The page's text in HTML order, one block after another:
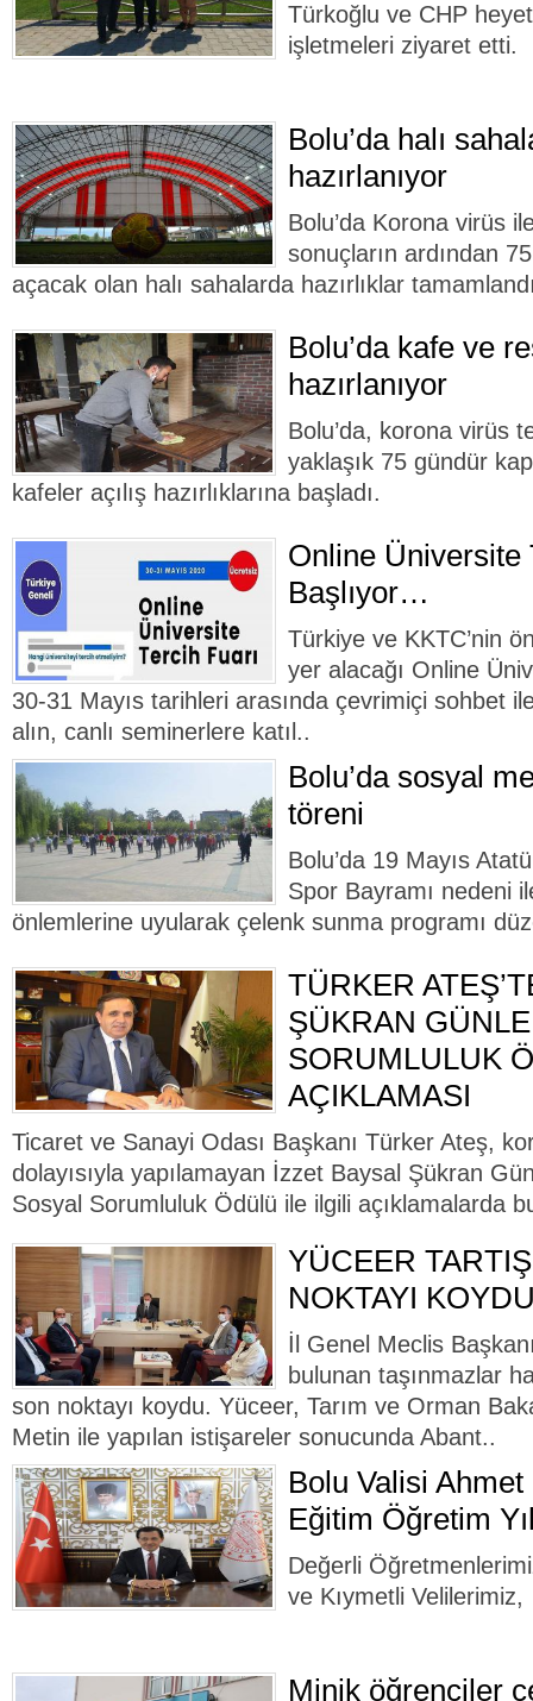
Türkoğlu ve CHP
işletmeleri ziyaret etti.
Bolu’da halı
hazırlanıyor
Bolu’da Korona virüs
sonuçların ardından
açacak olan halı sahalarda hazırlıklar
Bolu’da kafe ve
hazırlanıyor
Bolu’da, korona virüs
yaklaşık 75 gündür
kafeler açılış hazırlıklarına başladı.
Online Üniversite
Başlıyor…
Türkiye ve KKTC’nin
yer alacağı Online
30-31 Mayıs tarihleri arasında çevrimiçi sohbet
alın, canlı seminerlere katıl..
Bolu’da sosyal
töreni
Bolu’da 19 Mayıs
Spor Bayramı nedeni
önlemlerine uyularak çelenk sunma programı
TÜRKER
ŞÜKRAN
SORUMLULUK
AÇIKLAMASI
Ticaret ve Sanayi Odası Başkanı Türker Ateş,
dolayısıyla yapılamayan İzzet Baysal Şükran
Sosyal Sorumluluk Ödülü ile ilgili açıklamalarda
YÜCEER
NOKTAYI
İl Genel Meclis
bulunan taşınmazlar
son noktayı koydu. Yüceer, Tarım ve Orman
Metin ile yapılan istişareler sonucunda Abant..
Bolu Valisi
Eğitim Öğretim
Değerli
ve Kıymetli Velilerimiz,
Minik öğrenciler